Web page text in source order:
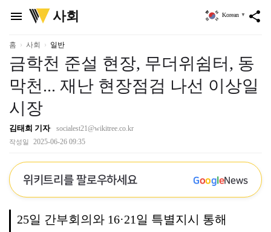
menu
위
키
리
사회 share
Korean ▼
홈 사회 일반
금학천 준설 현장, 무더위쉼터, 동
막천... 재난 현장점검 나선 이상일
시장
김태희 기자 socialest21@wikitree.co.kr
작성일 2025-06-26 09:35
위키트리를 팔로우하세요 GoogleNews
25일 간부회의와 16·21일 특별지시 통해